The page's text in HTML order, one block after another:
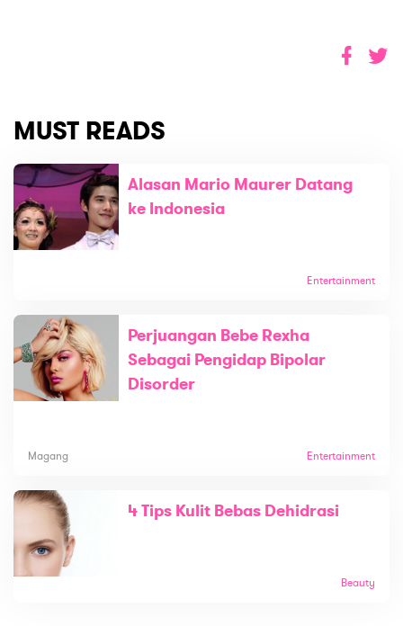
MUST READS
Alasan Mario Maurer Datang
ke Indonesia
Entertainment
Perjuangan Bebe Rexha
Sebagai Pengidap Bipolar
Disorder
Magang Entertainment
4 Tips Kulit Bebas Dehidrasi
Beauty